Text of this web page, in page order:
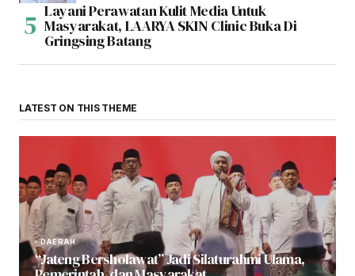
Layani Perawatan Kulit Media Untuk
Masyarakat, LAARYA SKIN Clinic Buka Di
Gringsing Batang
LATEST ON THIS THEME
DAERAH
“Jateng Bersholawat” Jadi Silaturahmi Ulama,